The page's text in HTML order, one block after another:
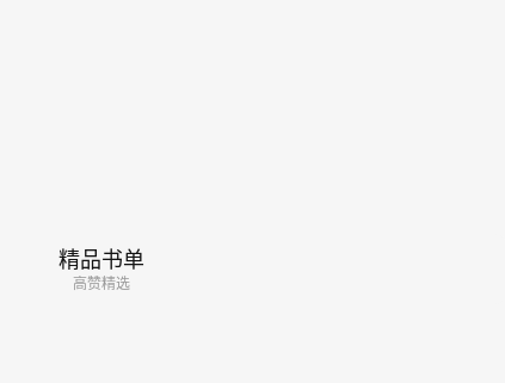
精品书单
高赞精选